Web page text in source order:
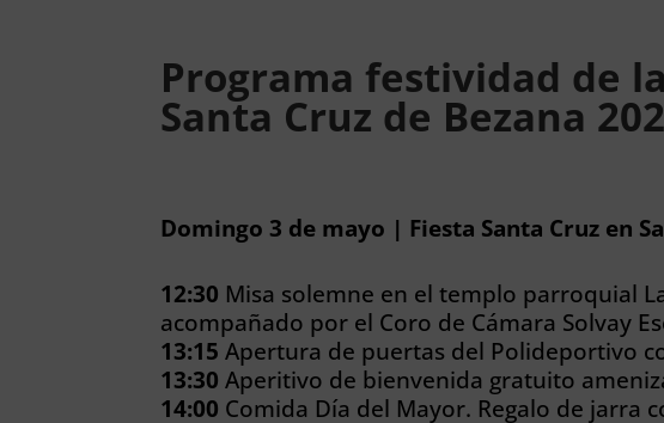
Programa festividad de
Santa Cruz de Bezana
Domingo 3 de mayo | Fiesta Santa Cruz en
12:30 Misa solemne en el templo parroquial
acompañado por el Coro de Cámara Solvay
13:15 Apertura de puertas del Polideportivo
13:30 Aperitivo de bienvenida gratuito
14:00 Comida Día del Mayor. Regalo de jarra